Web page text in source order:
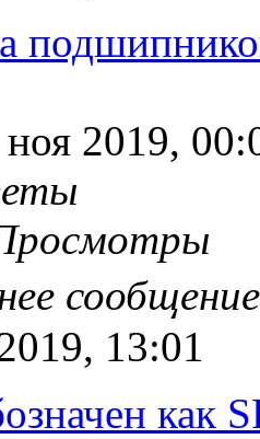
2019,
13:01
как